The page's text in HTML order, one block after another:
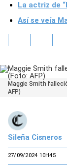
La actriz de
Así se veía
Maggie Smith
AFP)
Sileña Cisneros
27/09/2024 10H45